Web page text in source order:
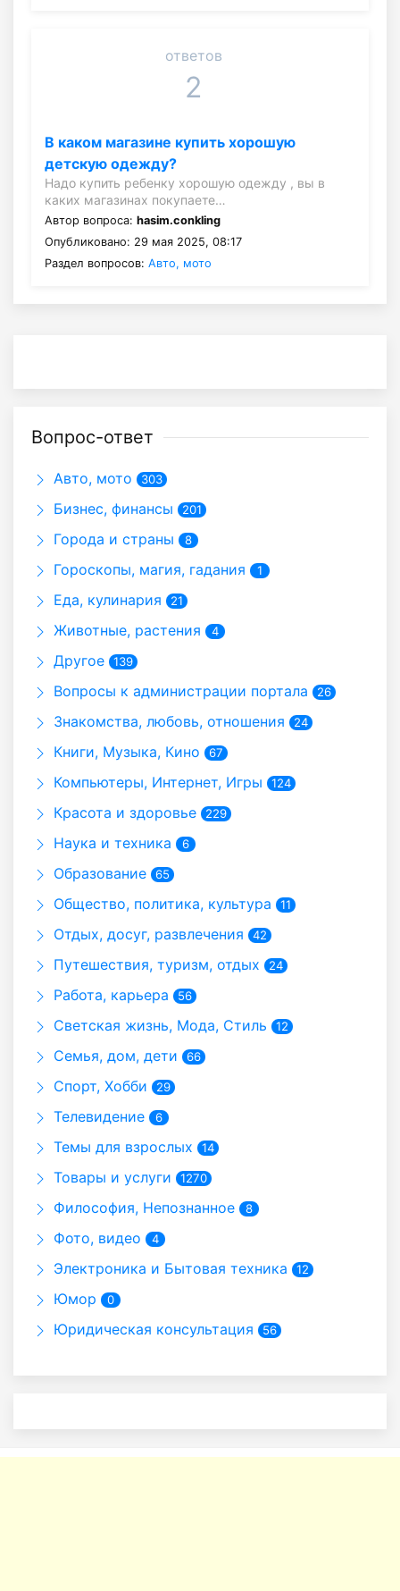
ответов
2
В каком магазине купить хорошую
детскую одежду?
Надо купить ребенку хорошую одежду , вы в
каких магазинах покупаете…
Автор вопроса: hasim.conkling
Опубликовано: 29 мая 2025, 08:17
Раздел вопросов: Авто, мото
Вопрос-ответ
Авто, мото 303
Бизнес, финансы 201
Города и страны 8
Гороскопы, магия, гадания 1
Еда, кулинария 21
Животные, растения 4
Другое 139
Вопросы к администрации портала 26
Знакомства, любовь, отношения 24
Книги, Музыка, Кино 67
Компьютеры, Интернет, Игры 124
Красота и здоровье 229
Наука и техника 6
Образование 65
Общество, политика, культура 11
Отдых, досуг, развлечения 42
Путешествия, туризм, отдых 24
Работа, карьера 56
Светская жизнь, Мода, Стиль 12
Семья, дом, дети 66
Спорт, Хобби 29
Телевидение 6
Темы для взрослых 14
Товары и услуги 1270
Философия, Непознанное 8
Фото, видео 4
Электроника и Бытовая техника 12
Юмор 0
Юридическая консультация 56